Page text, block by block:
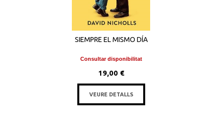
SIEMPRE EL MISMO DÍA
Consultar disponibilitat
19,00 €
VEURE DETALLS